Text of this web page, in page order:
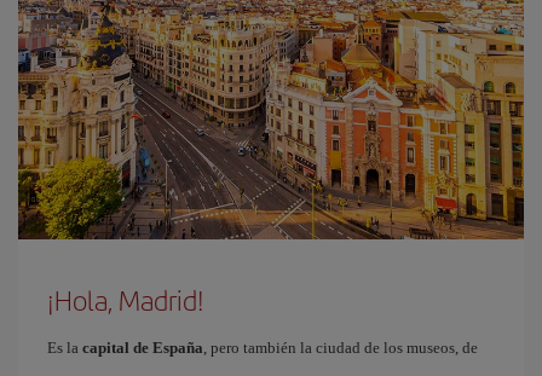
¡Hola, Madrid!
Es la capital de España, pero también la ciudad de los museos, de